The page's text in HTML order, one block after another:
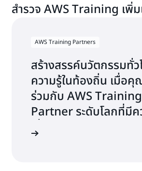
น่าเชื่อถือด้วยข้อมูลประจำตัวที่เป็นที่ยอม
ซึ่งสามารถดำเนินการผ่านการทดสอบออ
สำรวจ AWS Training เพิ่
AWS Training Partners
สร้างสรรค์นวัตกรรมทั่ว
ความรู้ในท้องถิ่น เมื่อคุ
ร่วมกับ AWS Training
Partner ระดับโลกที่มีค
เชื่อถือในการส่งมอบกา